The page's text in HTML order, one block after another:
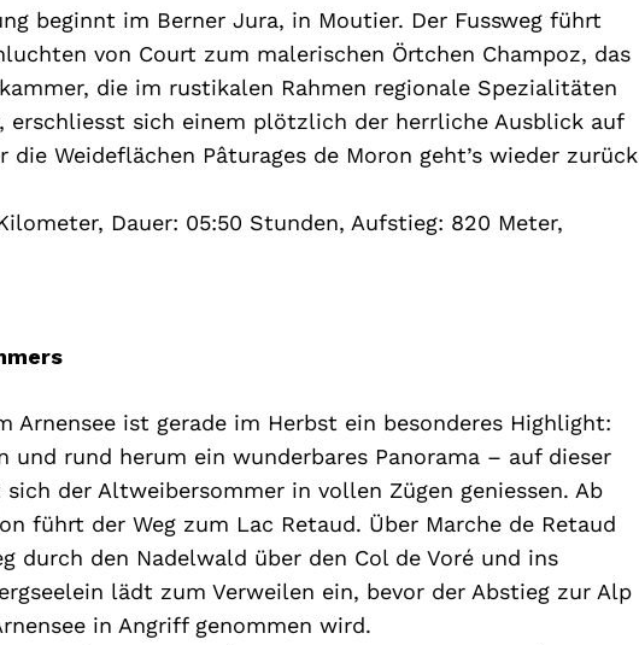
beginnt im Berner Jura, in Moutier. Der Fussweg führt
von Court zum malerischen Örtchen Champoz, das
die im rustikalen Rahmen regionale Spezialitäten
erschliesst sich einem plötzlich der herrliche Ausblick auf
die Weideflächen Pâturages de Moron geht’s wieder zurück
Dauer: 05:50 Stunden, Aufstieg: 820 Meter,
Arnensee ist gerade im Herbst ein besonderes Highlight:
und rund herum ein wunderbares Panorama – auf dieser
der Altweibersommer in vollen Zügen geniessen. Ab
führt der Weg zum Lac Retaud. Über Marche de Retaud
durch den Nadelwald über den Col de Voré und ins
lädt zum Verweilen ein, bevor der Abstieg zur Alp
in Angriff genommen wird.